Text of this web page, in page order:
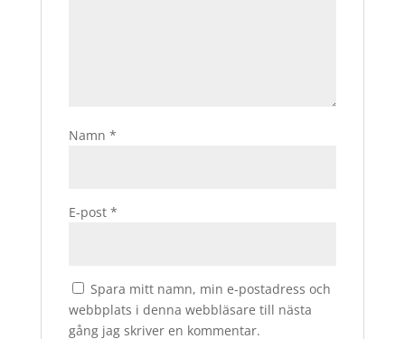
Namn *
E-post *
Spara mitt namn, min e-postadress och
webbplats i denna webbläsare till nästa
gång jag skriver en kommentar.